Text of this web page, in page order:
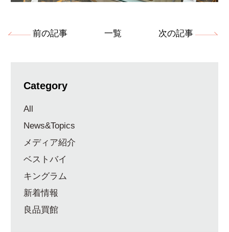
前の記事 一覧 次の記事
Category
All
News&Topics
メディア紹介
ベストバイ
キングラム
新着情報
良品買館